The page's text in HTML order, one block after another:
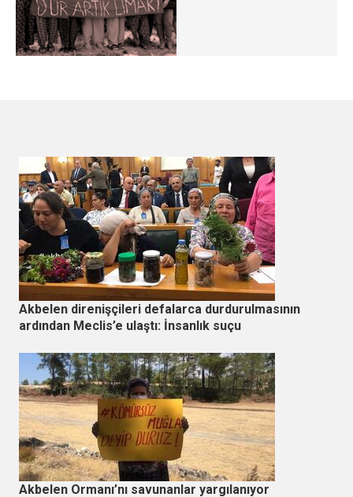
Akbelen direnişçileri defalarca durdurulmasının
ardından Meclis’e ulaştı: İnsanlık suçu
Akbelen Ormanı’nı savunanlar yargılanıyor